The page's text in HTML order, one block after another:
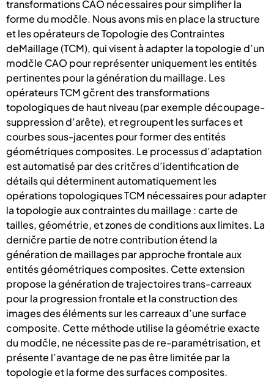
transformations CAO nécessaires pour simplifier la
forme du modčle. Nous avons mis en place la structure
et les opérateurs de Topologie des Contraintes
deMaillage (TCM), qui visent à adapter la topologie d’un
modčle CAO pour représenter uniquement les entités
pertinentes pour la génération du maillage. Les
opérateurs TCM gčrent des transformations
topologiques de haut niveau (par exemple découpage-
suppression d’arête), et regroupent les surfaces et
courbes sous-jacentes pour former des entités
géométriques composites. Le processus d’adaptation
est automatisé par des critčres d’identification de
détails qui déterminent automatiquement les
opérations topologiques TCM nécessaires pour adapter
la topologie aux contraintes du maillage : carte de
tailles, géométrie, et zones de conditions aux limites. La
derničre partie de notre contribution étend la
génération de maillages par approche frontale aux
entités géométriques composites. Cette extension
propose la génération de trajectoires trans-carreaux
pour la progression frontale et la construction des
images des éléments sur les carreaux d’une surface
composite. Cette méthode utilise la géométrie exacte
du modčle, ne nécessite pas de re-paramétrisation, et
présente l’avantage de ne pas être limitée par la
topologie et la forme des surfaces composites.